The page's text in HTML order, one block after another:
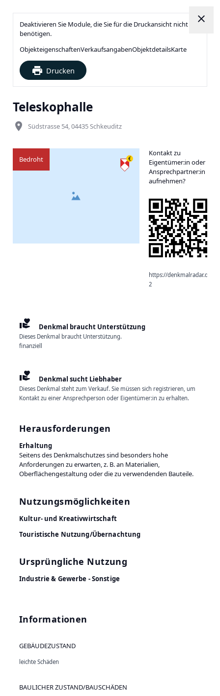
Deaktivieren Sie Module, die Sie für die Druckansicht nicht
benötigen.
ObjekteigenschaftenVerkaufsangabenObjektdetailsKarte
print Drucken
close
Teleskophalle
place Südstrasse 54, 04435 Schkeuditz
Bedroht
Kontakt zu
Eigentümer:in oder
Ansprechpartner:in
aufnehmen?
https://denkmalradar.de/
2
volunteer_activism Denkmal braucht Unterstützung
Dieses Denkmal braucht Unterstützung.
finanziell
volunteer_activism Denkmal sucht Liebhaber
Dieses Denkmal steht zum Verkauf. Sie müssen sich registrieren, um
Kontakt zu einer Ansprechperson oder Eigentümer:in zu erhalten.
Herausforderungen
Erhaltung
Seitens des Denkmalschutzes sind besonders hohe
Anforderungen zu erwarten, z. B. an Materialien,
Oberflächengestaltung oder die zu verwendenden Bauteile.
Nutzungsmöglichkeiten
Kultur- und Kreativwirtschaft
Touristische Nutzung/Übernachtung
Ursprüngliche Nutzung
Industrie & Gewerbe - Sonstige
Informationen
GEBÄUDEZUSTAND
leichte Schäden
BAULICHER ZUSTAND/BAUSCHÄDEN